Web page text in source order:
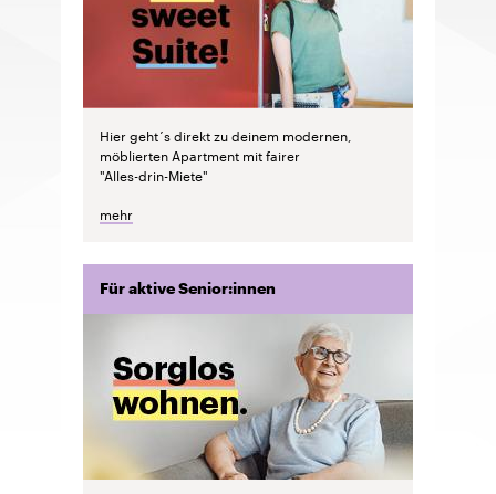
Hier geht´s direkt zu deinem modernen,
möblierten Apartment mit fairer
"Alles-drin-Miete"
mehr
Für aktive Senior:innen